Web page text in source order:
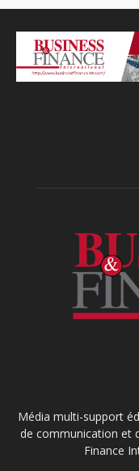
Média multi-support
de communication et
Finance